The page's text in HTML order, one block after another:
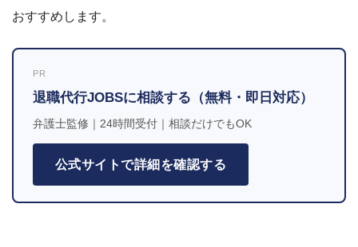
おすすめします。
PR
退職代行JOBSに相談する（無料・即日対応）
弁護士監修｜24時間受付｜相談だけでもOK
公式サイトで詳細を確認する